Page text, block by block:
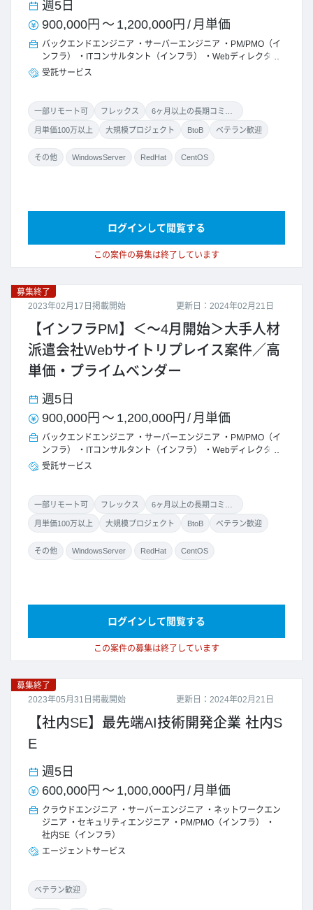
週5日
900,000円 ～ 1,200,000円 / 月単価
バックエンドエンジニア サーバーエンジニア
PM/PMO（イ
ンフラ）
ITコンサルタント（インフラ）
Webディレクター
受託サービス
一部リモート可 フレックス
月単価100万以上 大規模プロジェクト BtoB ベテラン歓迎
その他 WindowsServer RedHat CentOS
この案件の募集は終了しています
ログインして閲覧する
更新日：2024年02月21日
募集終了
2023年02月17日掲載開始
【インフラPM】＜～4月開始＞大手人材
派遣会社Webサイトリプレイス案件／高
単価・プライムベンダー
週5日
900,000円 ～ 1,200,000円 / 月単価
バックエンドエンジニア サーバーエンジニア
PM/PMO（イ
ンフラ）
ITコンサルタント（インフラ）
Webディレクター
受託サービス
一部リモート可 フレックス
月単価100万以上 大規模プロジェクト BtoB ベテラン歓迎
その他 WindowsServer RedHat CentOS
この案件の募集は終了しています
ログインして閲覧する
更新日：2024年02月21日
募集終了
2023年05月31日掲載開始
【社内SE】最先端AI技術開発企業 社内S
E
週5日
600,000円 ～ 1,000,000円 / 月単価
クラウドエンジニア サーバーエンジニア
ネットワークエン
ジニア
セキュリティエンジニア
PM/PMO（インフラ）
社内SE（インフラ）
エージェントサービス
ベテラン歓迎